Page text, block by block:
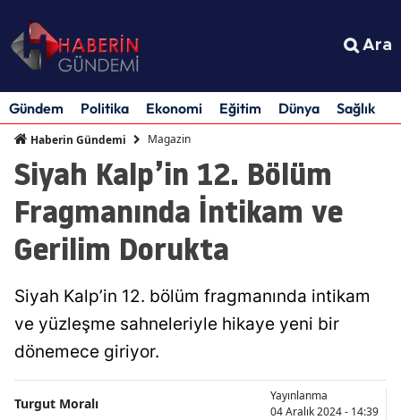
Ara
Gündem Politika Ekonomi Eğitim Dünya Sağlık
Haberin Gündemi Magazin
Siyah Kalp’in 12. Bölüm
Fragmanında İntikam ve
Gerilim Dorukta
Siyah Kalp’in 12. bölüm fragmanında intikam
ve yüzleşme sahneleriyle hikaye yeni bir
dönemece giriyor.
Turgut Moralı
Yayınlanma
04 Aralık 2024 - 14:39